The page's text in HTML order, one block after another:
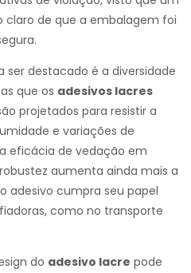
claro de que a embalagem foi
destacado é a diversidade
que os adesivos lacres
projetados para resistir a
e variações de
eficácia de vedação em
aumenta ainda mais a
adesivo cumpra seu papel
como no transporte
do adesivo lacre pode